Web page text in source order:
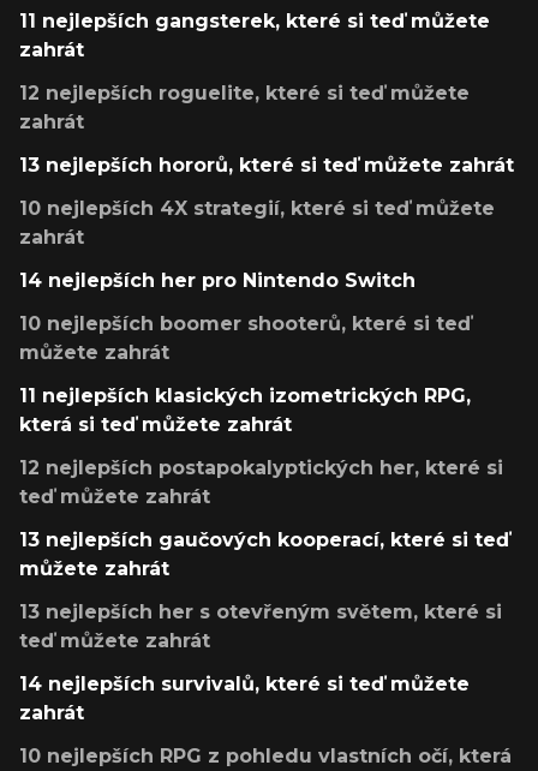
11 nejlepších gangsterek, které si teď můžete
zahrát
12 nejlepších roguelite, které si teď můžete
zahrát
13 nejlepších hororů, které si teď můžete zahrát
10 nejlepších 4X strategií, které si teď můžete
zahrát
14 nejlepších her pro Nintendo Switch
10 nejlepších boomer shooterů, které si teď
můžete zahrát
11 nejlepších klasických izometrických RPG,
která si teď můžete zahrát
12 nejlepších postapokalyptických her, které si
teď můžete zahrát
13 nejlepších gaučových kooperací, které si teď
můžete zahrát
13 nejlepších her s otevřeným světem, které si
teď můžete zahrát
14 nejlepších survivalů, které si teď můžete
zahrát
10 nejlepších RPG z pohledu vlastních očí, která